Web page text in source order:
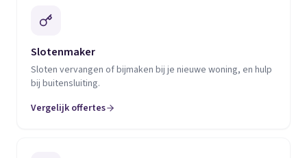
Slotenmaker
Sloten vervangen of bijmaken bij je nieuwe woning, en hulp
bij buitensluiting.
Vergelijk offertes
(opent in een nieuw tabblad)